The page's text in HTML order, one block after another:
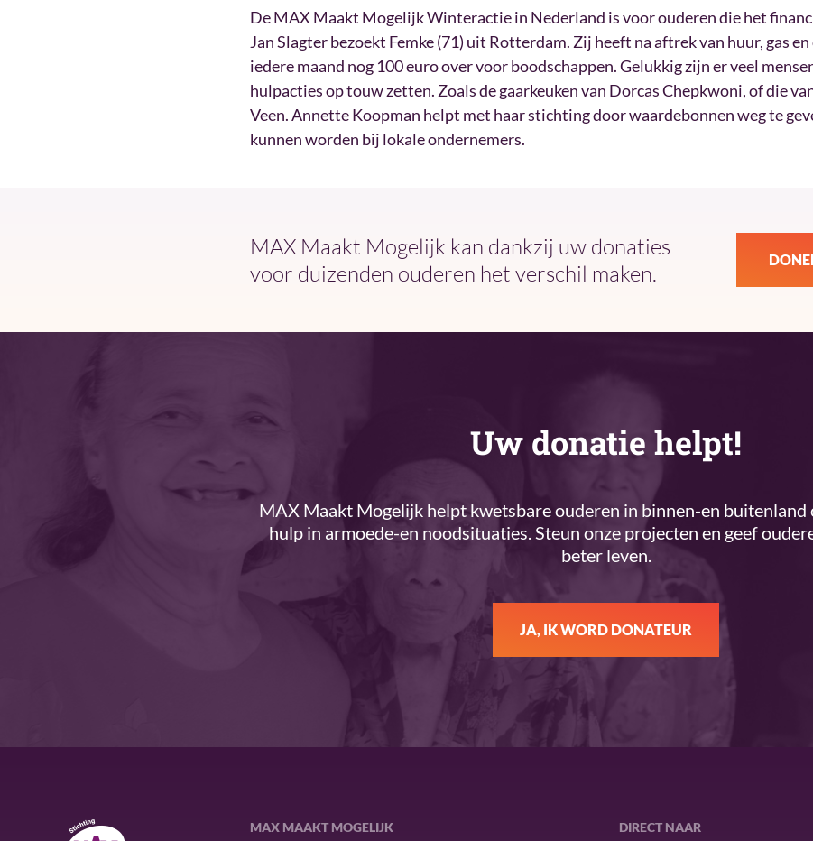
De MAX Maakt Mogelijk Winteractie in Nederland is voor ouderen die het
Jan Slagter bezoekt Femke (71) uit Rotterdam. Zij heeft na aftrek van huur, gas
iedere maand nog 100 euro over voor boodschappen. Gelukkig zijn er veel
hulpacties op touw zetten. Zoals de gaarkeuken van Dorcas Chepkwoni, of die
Veen. Annette Koopman helpt met haar stichting door waardebonnen weg te
kunnen worden bij lokale ondernemers.
MAX Maakt Mogelijk kan dankzij uw donaties
voor duizenden ouderen het verschil maken.
Uw donatie helpt!
MAX Maakt Mogelijk helpt kwetsbare ouderen in binnen-en buitenland
hulp in armoede-en noodsituaties. Steun onze projecten en geef
beter leven.
JA, IK WORD DONATEUR
MAX Maakt MogelijkMAX MAAKT MOGELIJK DIRECT NAAR